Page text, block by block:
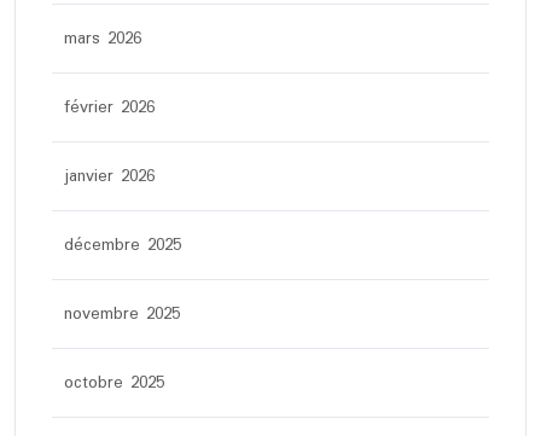
mars 2026
février 2026
janvier 2026
décembre 2025
novembre 2025
octobre 2025